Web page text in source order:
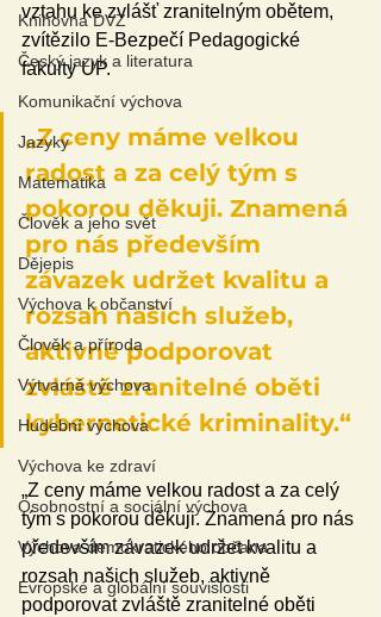
Knihovna DVZ
Český jazyk a literatura
Komunikační výchova
Jazyky
Matematika
Člověk a jeho svět
Dějepis
Výchova k občanství
Člověk a příroda
Výtvarná výchova
Hudební výchova
Výchova ke zdraví
Osobnostní a sociální výchova
Výchova demokratického občana
Evropské a globální souvislosti
vztahu ke zvlášť zranitelným obětem,
zvítězilo E-Bezpečí Pedagogické
fakulty UP.
„Z ceny máme velkou
radost a za celý tým s
pokorou děkuji. Znamená
pro nás především
závazek udržet kvalitu a
rozsah našich služeb,
aktivně podporovat
zvláště zranitelné oběti
kybernetické kriminality.“
„Z ceny máme velkou radost a za celý
tým s pokorou děkuji. Znamená pro nás
především závazek udržet kvalitu a
rozsah našich služeb, aktivně
podporovat zvláště zranitelné oběti